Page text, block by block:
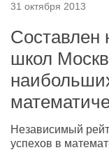
31 октября 2013
Составлен
школ
Независимый
успехов в